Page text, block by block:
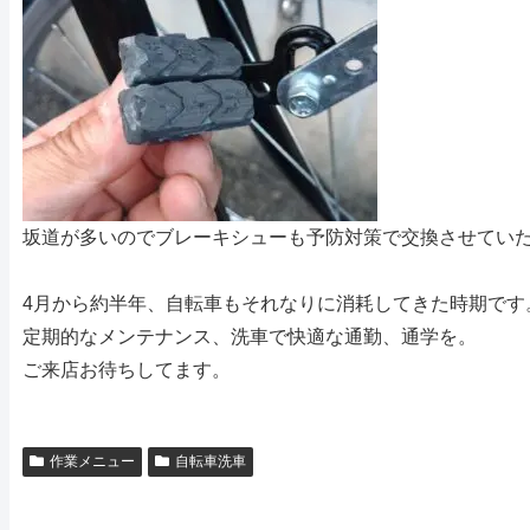
坂道が多いのでブレーキシューも予防対策で交換させてい
4月から約半年、自転車もそれなりに消耗してきた時期です
定期的なメンテナンス、洗車で快適な通勤、通学を。
ご来店お待ちしてます。
作業メニュー 自転車洗車